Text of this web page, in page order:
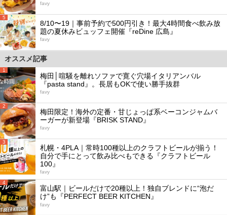
favy
5
8/10〜19｜事前予約で500円引き！最大4時間食べ飲み放
題の夏休みビュッフェ開催『reDine 広島』
favy
オススメ記事
1
梅田│喧騒を離れソファで寛ぐ穴場イタリアンバル
『pasta stand』。長居もOKで使い勝手抜群
favy
2
梅田限定！海外の定番・甘じょっぱ系ベーコンジャムバ
ーガーが新登場『BRISK STAND』
favy
3
札幌・4PLA｜常時100種以上のクラフトビールが揃う！
自分で手にとって飲み比べもできる『クラフトビール
100』
favy
4
富山駅｜ビールだけで20種以上！独自ブレンドに“泡だ
け”も『PERFECT BEER KITCHEN』
favy